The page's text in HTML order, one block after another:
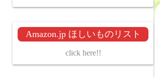
Amazon.jp ほしいものリスト
click here!!